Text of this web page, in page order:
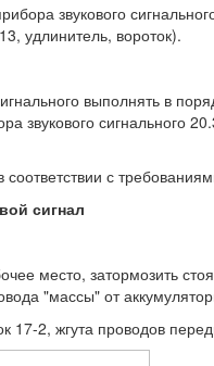
звукового
удлинитель, вороток).
выполнять в
звукового сигнального
с
сигнал
место, затормозить
"массы" от
17-2, жгута проводов